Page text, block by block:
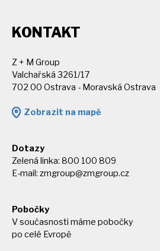
KONTAKT
Z + M Group
Valchařská 3261/17
702 00 Ostrava - Moravská Ostrava
Zobrazit na mapě
Dotazy
Zelená linka: 800 100 809
E-mail: zmgroup@zmgroup.cz
Pobočky
V současnosti máme pobočky
po celé Evropě